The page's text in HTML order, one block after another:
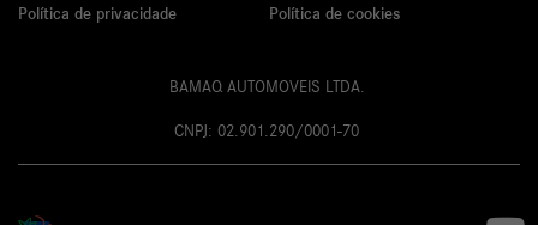
Política de privacidade Política de cookies
BAMAQ AUTOMOVEIS LTDA.
CNPJ: 02.901.290/0001-70